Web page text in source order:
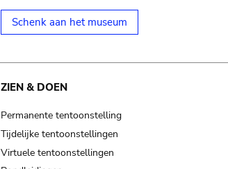
Schenk aan het museum
ZIEN & DOEN
Permanente tentoonstelling
Tijdelijke tentoonstellingen
Virtuele tentoonstellingen